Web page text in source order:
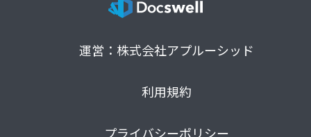
運営：株式会社アプルーシッド
利用規約
プライバシーポリシー